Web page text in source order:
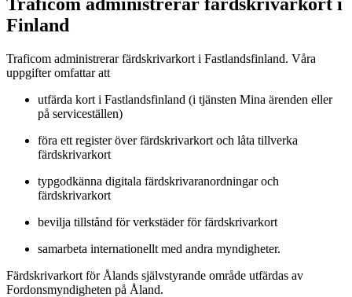
Finland
Traficom administrerar färdskrivarkort i Fastlandsfinland. Våra
uppgifter omfattar att
utfärda kort i Fastlandsfinland (i tjänsten Mina ärenden eller
på serviceställen)
föra ett register över färdskrivarkort och låta tillverka
färdskrivarkort
typgodkänna digitala färdskrivaranordningar och
färdskrivarkort
bevilja tillstånd för verkstäder för färdskrivarkort
samarbeta internationellt med andra myndigheter.
Färdskrivarkort för Ålands självstyrande område utfärdas av
Fordonsmyndigheten på Åland.